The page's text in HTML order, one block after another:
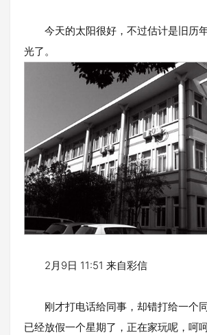
今天的太阳很好，不过估计是旧历
光了。
2月9日 11:51 来自彩信
刚才打电话给同事，却错打给一个
已经放假一个星期了，正在家玩呢，呵